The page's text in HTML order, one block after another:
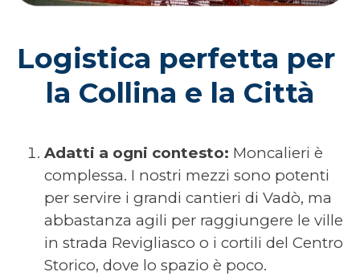
Logistica perfetta per
la Collina e la Città
Adatti a ogni contesto: Moncalieri è
complessa. I nostri mezzi sono potenti
per servire i grandi cantieri di Vadò, ma
abbastanza agili per raggiungere le ville
in strada Revigliasco o i cortili del Centro
Storico, dove lo spazio è poco.